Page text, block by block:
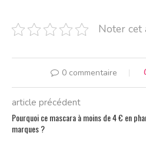
Noter cet
0 commentaire
article précédent
Pourquoi ce mascara à moins de 4 € en
marques ?